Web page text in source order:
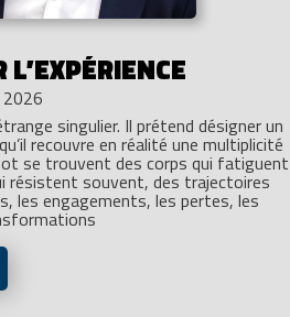
L’EXPÉRIENCE
singulier. Il prétend désigner un
recouvre en réalité une multiplicité
se trouvent des corps qui fatiguent
résistent souvent, des trajectoires
les engagements, les pertes, les